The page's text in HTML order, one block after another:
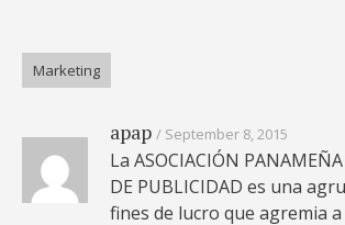
Marketing
apap September 8, 2015
La ASOCIACIÓN
DE PUBLICIDAD es una
fines de lucro que agremia a